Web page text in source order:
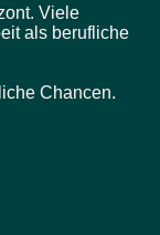
Viele
als berufliche
Chancen.